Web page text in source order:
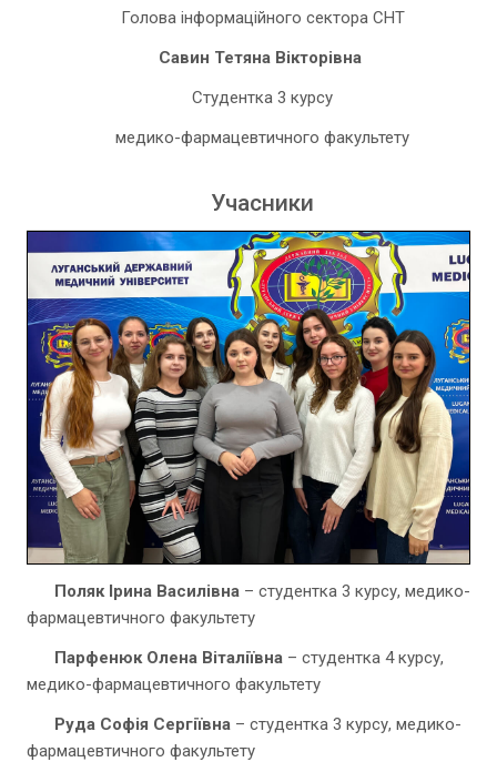
Голова інформаційного сектора СНТ
Савин Тетяна Вікторівна
Студентка 3 курсу
медико-фармацевтичного факультету
Учасники
Поляк Ірина Василівна – студентка 3 курсу, медико-
фармацевтичного факультету
Парфенюк Олена Віталіївна – студентка 4 курсу,
медико-фармацевтичного факультету
Руда Софія Сергіївна – студентка 3 курсу, медико-
фармацевтичного факультету